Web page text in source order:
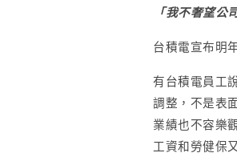
「我不奢望公
台積電宣布明
有台積電員工
調整，不是表
業績也不容樂
工資和勞健保